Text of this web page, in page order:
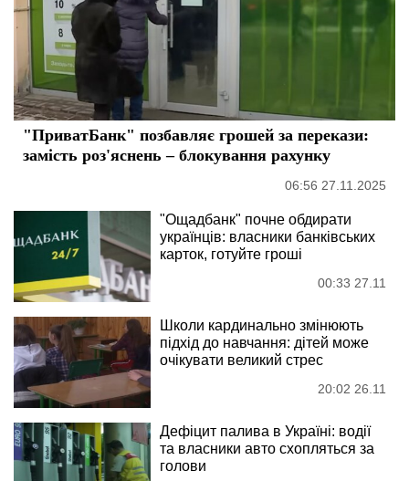
"ПриватБанк" позбавляє грошей за перекази:
замість роз'яснень – блокування рахунку
06:56 27.11.2025
"Ощадбанк" почне обдирати
українців: власники банківських
карток, готуйте гроші
00:33 27.11
Школи кардинально змінюють
підхід до навчання: дітей може
очікувати великий стрес
20:02 26.11
Дефіцит палива в Україні: водії
та власники авто схопляться за
голови